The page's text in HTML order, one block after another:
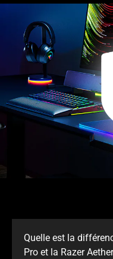
Quelle est la
Pro et la Razer